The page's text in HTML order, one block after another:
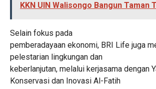
KKN UIN Walisongo Bangun Taman
Selain fokus pada
pemberadayaan ekonomi, BRI Life juga
pelestarian lingkungan dan
keberlanjutan, melalui kerjasama dengan
Konservasi dan Inovasi Al-Fatih